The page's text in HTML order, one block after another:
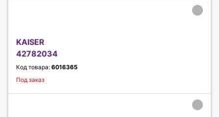
KAISER
42782034
Код товара: 6016365
Под заказ